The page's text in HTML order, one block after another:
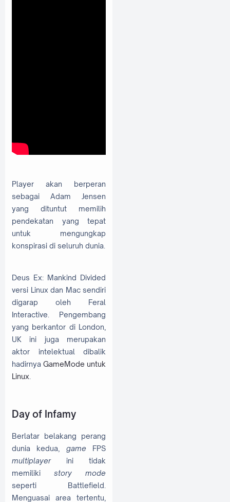
Player akan berperan
sebagai Adam Jensen
yang dituntut memilih
pendekatan yang tepat
untuk mengungkap
konspirasi di seluruh dunia.
Deus Ex: Mankind Divided
versi Linux dan Mac sendiri
digarap oleh Feral
Interactive. Pengembang
yang berkantor di London,
UK ini juga merupakan
aktor intelektual dibalik
hadirnya GameMode untuk
Linux
Day of Infamy
Berlatar belakang perang
dunia kedua, gameFPS
multiplayerini tidak
memiliki story mode
seperti Battlefield.
Menguasai area tertentu,